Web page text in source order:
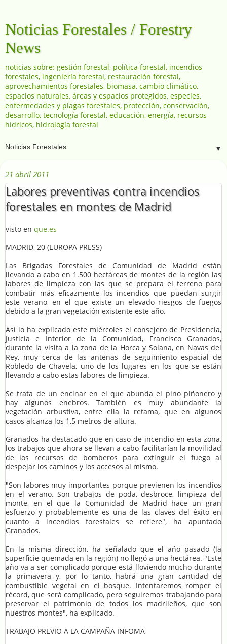
Noticias Forestales / Forestry
News
noticias sobre: gestión forestal, política forestal, incendios
forestales, ingeniería forestal, restauración forestal,
aprovechamientos forestales, biomasa, cambio climático,
espacios naturales, áreas y espacios protegidos, especies,
enfermedades y plagas forestales, protección, conservación,
desarrollo, tecnología forestal, educación, energía, recursos
hídricos, hidrología forestal
▼
21 abril 2011
Labores preventivas contra incendios
forestales en montes de Madrid
visto en que.es
MADRID, 20 (EUROPA PRESS)
Las Brigadas Forestales de Comunidad de Madrid están
llevando a cabo en 1.500 hectáreas de montes de la región las
labores de limpieza con las que se prepara el terreno para
combatir más eficazmente los incendios que puedan surgir
este verano, en el que existe un elevado riesgos de fuegos
debido a la gran vegetación existente este año.
Así lo ha explicado este miércoles el consejero de Presidencia,
Justicia e Interior de la Comunidad, Francisco Granados,
durante la visita a la zona de la Horca y Solana, en Navas del
Rey, muy cerca de las antenas de seguimiento espacial de
Robledo de Chavela, uno de los lugares en los que se están
llevando a cabo estas labores de limpieza.
Se trata de un encinar en el que abunda el pino piñonero y
hay algunos enebros. También es muy abundante la
vegetación arbustiva, entre ella la retama, que en algunos
casos alcanza los 1,5 metros de altura.
Granados ha destacado que en caso de incendio en esta zona,
los trabajos que ahora se llevan a cabo facilitarían la movilidad
de los recursos de bomberos para extinguir el fuego al
despejar los caminos y los accesos al mismo.
"Son labores muy importantes porque previenen los incendios
en el verano. Son trabajos de poda, desbroce, limpieza del
monte, en el que la Comunidad de Madrid hace un gran
esfuerzo y probablemente es una de las claves del éxito en
cuanto a incendios forestales se refiere", ha apuntado
Granados.
En la misma dirección, ha señalado que el año pasado (la
superficie quemada en la región) no llegó a una hectárea. "Este
año va a ser complicado porque está lloviendo mucho durante
la primavera y, por lo tanto, habrá una gran cantidad de
combustible vegetal en el bosque. Intentaremos romper el
récord, que será complicado, pero seguiremos trabajando para
preservar el patrimonio de todos los madrileños, que son
nuestros montes", ha explicado.
TRABAJO PREVIO A LA CAMPAÑA INFOMA